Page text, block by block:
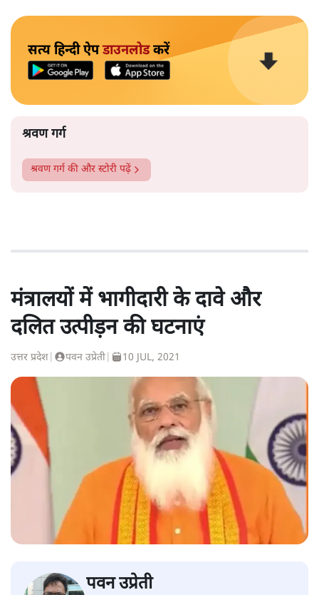
सत्य हिन्दी ऐपडाउनलोडकरें
श्रवण गर्ग
श्रवण गर्ग की और स्टोरी पढ़ें
मंत्रालयों में भागीदारी के दावे और
दलित उत्पीड़न की घटनाएं
उत्तर प्रदेश पवन उप्रेती 10 JUL, 2021
पवन उप्रेती